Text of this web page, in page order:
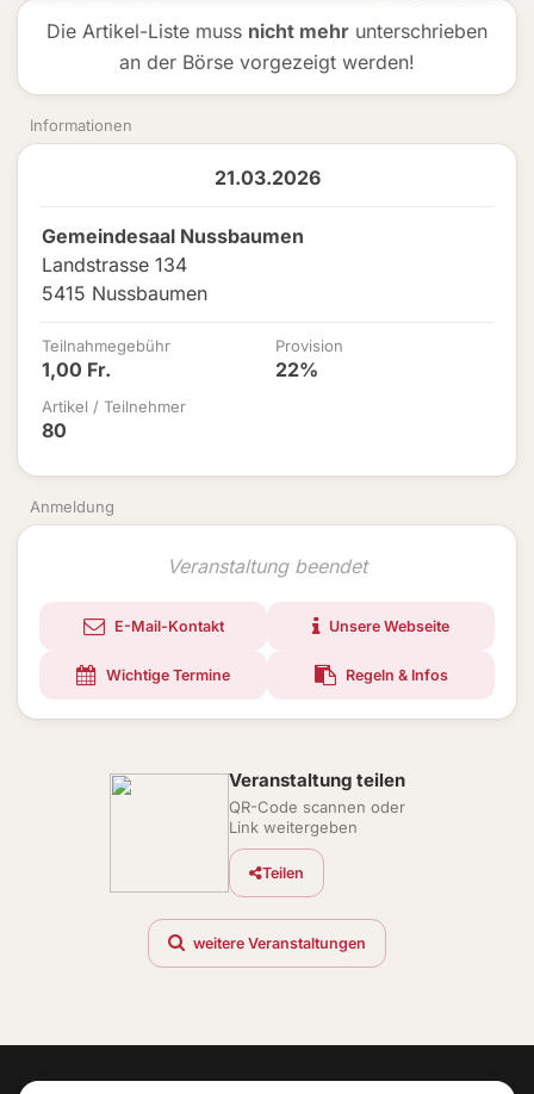
Die Artikel-Liste muss nicht mehr unterschrieben
an der Börse vorgezeigt werden!
Informationen
Anmeldung
21.03.2026
Gemeindesaal Nussbaumen
Landstrasse 134
5415 Nussbaumen
Teilnahmegebühr
1,00 Fr.
Provision
22%
Artikel / Teilnehmer
80
Veranstaltung beendet
E-Mail-Kontakt Unsere Webseite
Wichtige Termine Regeln & Infos
Veranstaltung teilen
QR-Code scannen oder
Link weitergeben
Teilen
weitere Veranstaltungen